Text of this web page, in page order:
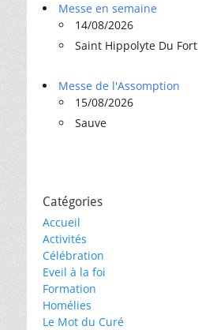
Messe en semaine
14/08/2026
Saint Hippolyte Du Fort
Messe de l'Assomption
15/08/2026
Sauve
Catégories
Accueil
Activités
Célébration
Eveil à la foi
Formation
Homélies
Le Mot du Curé